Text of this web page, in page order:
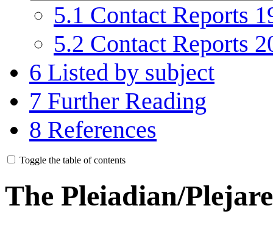
5.1 Contact Reports
5.2 Contact Reports
6 Listed by subject
7 Further Reading
8 References
Toggle the table of contents
The Pleiadian/